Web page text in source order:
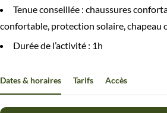
Tenue conseillée : chaussures
confortable, protection solaire, chapeau
Durée de l’activité : 1h
Dates & horaires Tarifs Accès